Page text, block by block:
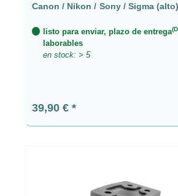
Canon / Nikon / Sony / Sigma (alto)
listo para enviar, plazo de entrega
laborables
en stock: > 5
Precio normal:
39,90 €